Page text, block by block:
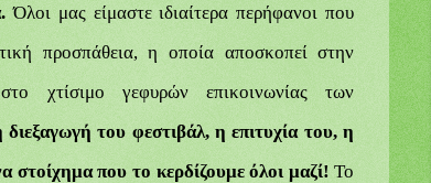
Όλοι μας είμαστε ιδιαίτερα περήφανοι που
προσπάθεια, η οποία αποσκοπεί στην
χτίσιμο γεφυρών
επικοινωνίας των
του φεστιβάλ, η επιτυχία του, η
στοίχημα που το κερδίζουμε όλοι μαζί! Το